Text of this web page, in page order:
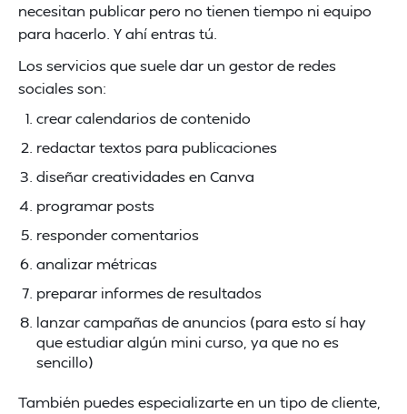
necesitan publicar pero no tienen tiempo ni equipo
para hacerlo. Y ahí entras tú.
Los servicios que suele dar un gestor de redes
sociales son:
crear calendarios de contenido
redactar textos para publicaciones
diseñar creatividades en Canva
programar posts
responder comentarios
analizar métricas
preparar informes de resultados
lanzar campañas de anuncios (para esto sí hay
que estudiar algún mini curso, ya que no es
sencillo)
También puedes especializarte en un tipo de cliente,